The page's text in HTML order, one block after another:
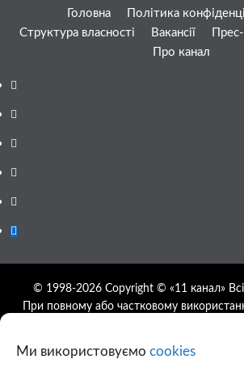
Ми використовуємо cookies
Головна
Політика
Структура власності
Вакансії
Про канал
Facebook
YouTube
Telegram
Instagram
Twitter
Google
© 1998-2026 Copyright © «11 канал» Всі
При повному або частковому
абзацу.